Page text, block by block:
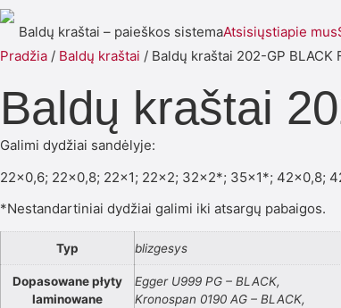
Baldų kraštai – paieškos sistemaAtsisiųstiapie mus
Pradžia / Baldų kraštai / Baldų kraštai 202-GP BLACK
Baldų kraštai
Galimi dydžiai sandėlyje:
22×0,6; 22×0,8; 22×1; 22×2; 32×2*; 35×1*; 42×0,8;
*Nestandartiniai dydžiai galimi iki atsargų pabaigos.
Typ blizgesys
Dopasowane płyty
laminowane
Egger U999 PG – BLACK,
Kronospan 0190 AG – BLACK,